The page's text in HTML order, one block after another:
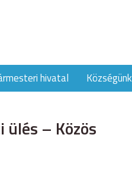
hivatal Községünk
– Közös